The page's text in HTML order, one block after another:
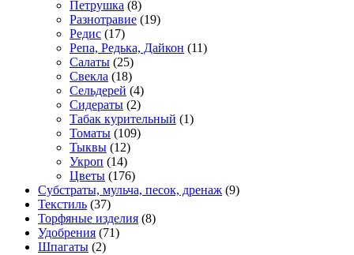
Петрушка (8)
Разнотравие (19)
Редис (17)
Репа, Редька, Дайкон (11)
Салаты (25)
Свекла (18)
Сельдерей (4)
Сидераты (2)
Табак курительный (1)
Томаты (109)
Тыквы (12)
Укроп (14)
Цветы (176)
Субстраты, мульча, песок, дренаж (9)
Текстиль (37)
Торфяные изделия (8)
Удобрения (71)
Шпагаты (2)